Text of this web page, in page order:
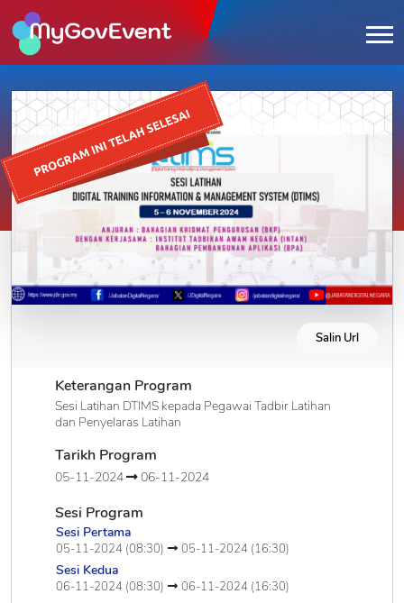
Salin Url
Keterangan Program
Sesi Latihan DTIMS kepada Pegawai Tadbir Latihan
dan Penyelaras Latihan
Tarikh Program
05-11-2024 06-11-2024
Sesi Program
Sesi Pertama
05-11-2024 (08:30) 05-11-2024 (16:30)
Sesi Kedua
06-11-2024 (08:30) 06-11-2024 (16:30)